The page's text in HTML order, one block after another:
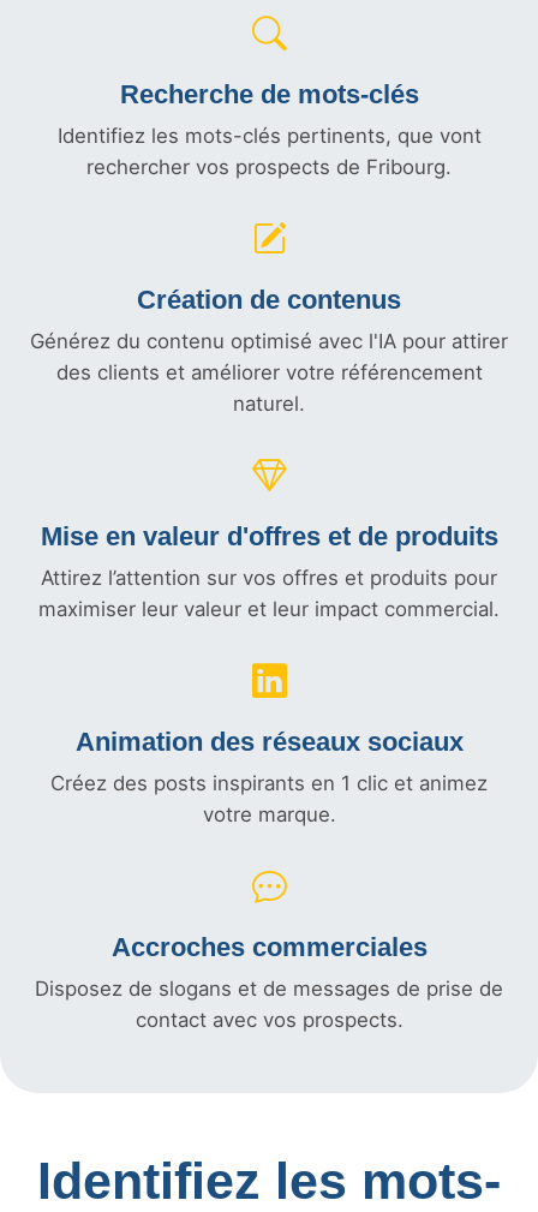
Recherche de mots-clés
Identifiez les mots-clés pertinents, que vont
rechercher vos prospects de Fribourg.
Création de contenus
Générez du contenu optimisé avec l'IA pour attirer
des clients et améliorer votre référencement
naturel.
Mise en valeur d'offres et de produits
Attirez l’attention sur vos offres et produits pour
maximiser leur valeur et leur impact commercial.
Animation des réseaux sociaux
Créez des posts inspirants en 1 clic et animez
votre marque.
Accroches commerciales
Disposez de slogans et de messages de prise de
contact avec vos prospects.
Identifiez les mots-